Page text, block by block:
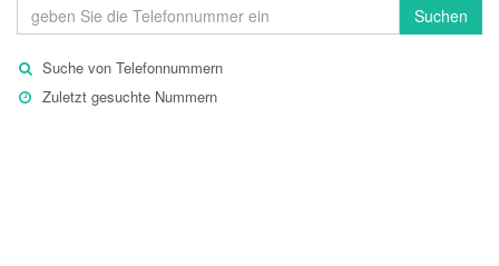
Suchen
Suche von Telefonnummern
Zuletzt gesuchte Nummern